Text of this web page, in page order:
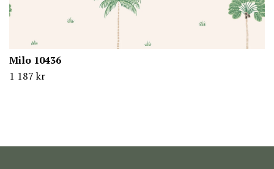
Milo 10436
1 187 kr